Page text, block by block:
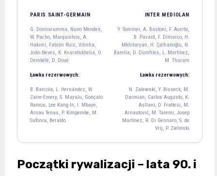
Nuno Mendes
25 51 5 2
Fabián Ruiz João Neves
7 14
A. Bastoni F. Acerbi B. Pavard
F. Dimarco H. Mkhitaryan H. Çalhanoğlu N. Barella D. Dumfries
M. Thuram
PARIS SAINT-GERMAIN INTER MEDIOLAN
G. Donnarumma, Nuno Mendes,
W. Pacho, Marquinhos, A.
Hakimi, Fabián Ruiz, Vitinha,
João Neves, K. Kvaratskhelia, O.
Dembélé, D. Doué
Y. Sommer, A. Bastoni, F. Acerbi,
B. Pavard, F. Dimarco, H.
Mkhitaryan, H. Çalhanoğlu, N.
Barella, D. Dumfries, L. Martínez,
M. Thuram
Ławka rezerwowych: Ławka rezerwowych:
B. Barcola, L. Hernández, W.
Zaïre-Emery, S. Mayulu, Gonçalo
Ramos, Lee Kang-In, I. Mbaye,
Arnau Tenas, P. Kimpembe, M.
Safonov, Beraldo
N. Zalewski, Y. Bisseck, M.
Darmian, Carlos Augusto, K.
Asllani, D. Frattesi, M.
Arnautović, M. Taremi, Josep
Martínez, R. Di Gennaro, S. de
Vrij, P. Zieliński
Początki rywalizacji – lata 90. i